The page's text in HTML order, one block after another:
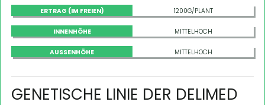
ERTRAG (IM FREIEN) 1200G/PLANT
INNENHÖHE MITTELHOCH
AUSSENHÖHE MITTELHOCH
GENETISCHE LINIE DER DELIMED